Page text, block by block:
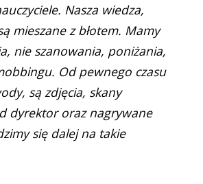
Nasza wiedza,
mieszane z błotem. Mamy
nie szanowania, poniżania,
Od pewnego czasu
są zdjęcia, skany
dyrektor oraz nagrywane
się dalej na takie